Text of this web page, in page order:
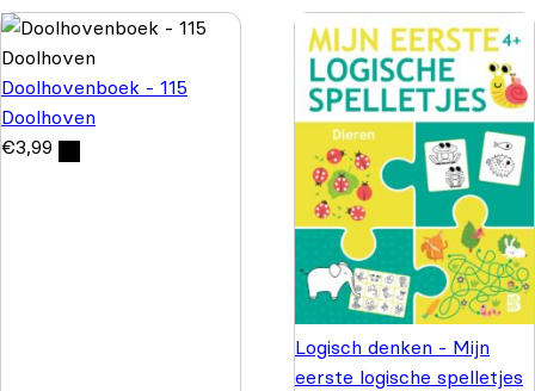
Doolhovenboek - 115
Doolhoven
€3,99
Logisch denken - Mijn
eerste logische spelletjes